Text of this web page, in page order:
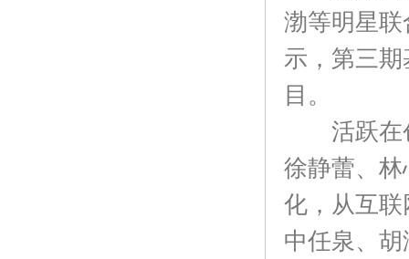
渤等明星联
示，第三
目。
活跃在创
徐静蕾、
化，从互
中任泉、